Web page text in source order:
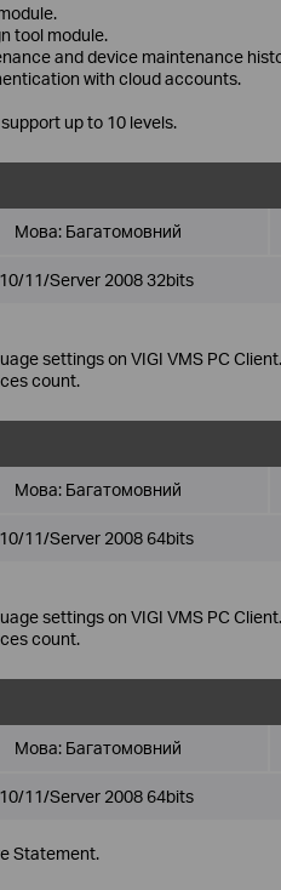
tool module.
and device maintenance
with cloud accounts.
up to 10 levels.
Мова: Багатомовний
11/Server 2008 32bits
settings on VIGI VMS PC Client.
count.
Мова: Багатомовний
11/Server 2008 64bits
settings on VIGI VMS PC Client.
count.
Мова: Багатомовний
11/Server 2008 64bits
Statement.